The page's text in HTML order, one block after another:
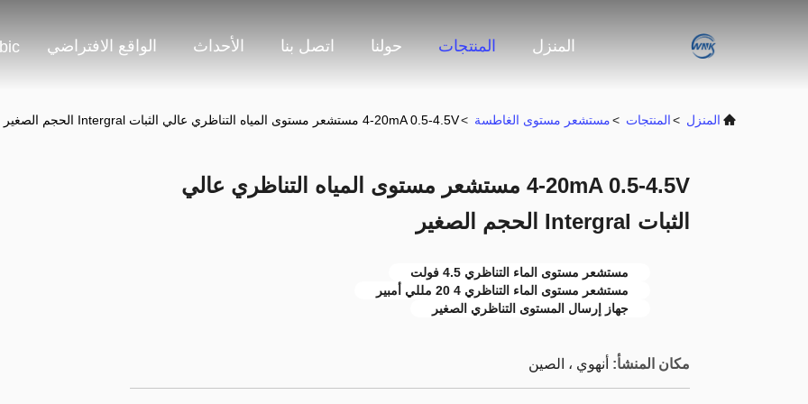
المنزل المنتجات حولنا اتصل بنا الأحداث الواقع الافتراضي
المنزل >المنتجات >مستشعر مستوى الغاطسة >4-20mA 0.5-4.5V مستشعر مستوى المياه التناظري عالي الثبات Intergral الحجم الصغير
4-20mA 0.5-4.5V مستشعر مستوى المياه التناظري عالي
الثبات Intergral الحجم الصغير
مستشعر مستوى الماء التناظري 4.5 فولت
مستشعر مستوى الماء التناظري 4 20 مللي أمبير
جهاز إرسال المستوى التناظري الصغير
مكان المنشأ: أنهوي ، الصين